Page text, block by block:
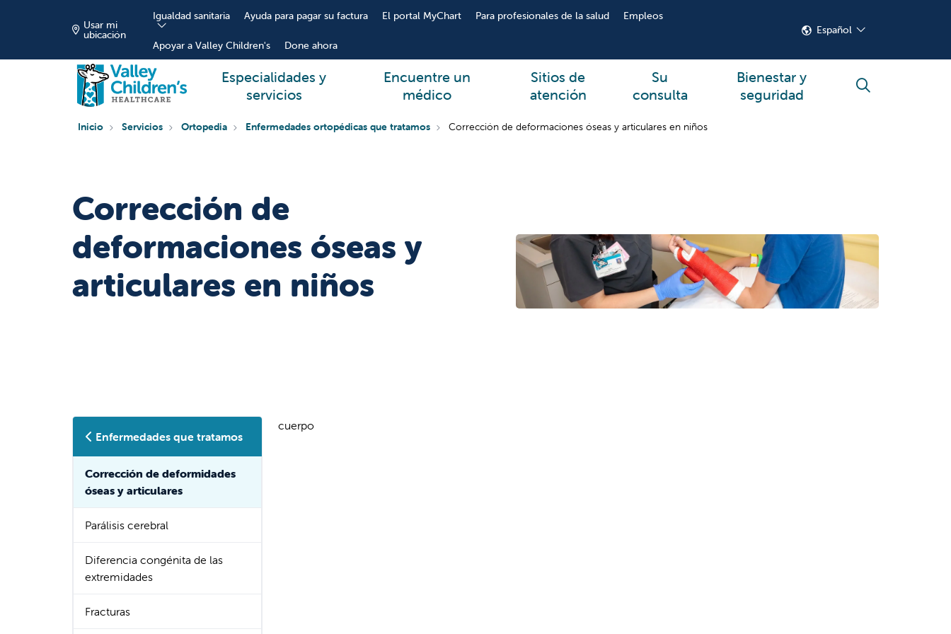
Usar mi
ubicación
Igualdad sanitaria Ayuda para pagar su factura El portal MyChart Para profesionales de la salud Empleos
Apoyar a Valley Children's Done ahora
Español
Especialidades y
servicios
Encuentre un
médico
Sitios de
atención
Su
consulta
Bienestar y
seguridad
buscar
Inicio Servicios Ortopedia Enfermedades ortopédicas que tratamos Corrección de deformaciones óseas y articulares en niños
Corrección de
deformaciones óseas y
articulares en niños
Enfermedades que tratamos
Corrección de deformidades
óseas y articulares
Parálisis cerebral
Diferencia congénita de las
extremidades
Fracturas
cuerpo